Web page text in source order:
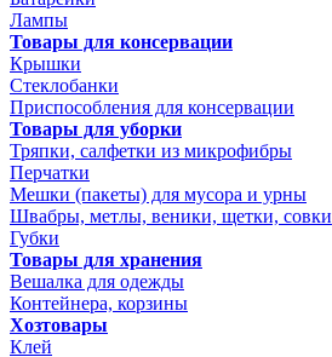
Лампы
Товары для консервации
Крышки
Стеклобанки
Приспособления для консервации
Товары для уборки
Тряпки, салфетки из микрофибры
Перчатки
Мешки (пакеты) для мусора и урны
Швабры, метлы, веники, щетки, совки
Губки
Товары для хранения
Вешалка для одежды
Контейнера, корзины
Хозтовары
Клей